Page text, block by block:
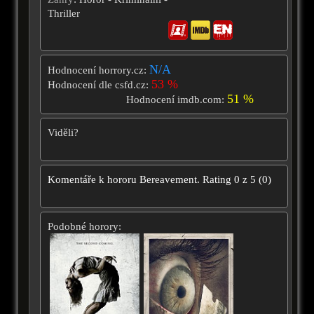
Thriller
Hodnocení horrory.cz: N/A
Hodnocení dle csfd.cz: 53 %
Hodnocení imdb.com: 51 %
Viděli?
Komentáře k hororu Bereavement. Rating 0 z 5 (0)
Podobné horory: